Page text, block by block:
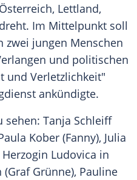
Österreich, Lettland,
Im Mittelpunkt soll
zwei jungen Menschen
und politischen
und Verletzlichkeit"
ankündigte.
sehen: Tanja Schleiff
Kober (Fanny), Julia
Ludovica in
(Graf Grünne), Pauline